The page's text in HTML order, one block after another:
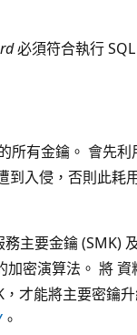
必須符合執行
所有金鑰。 會先
入侵，否則此耗
主要金鑰 (SMK)
密演算法。 將
才能將主要密鑰
。